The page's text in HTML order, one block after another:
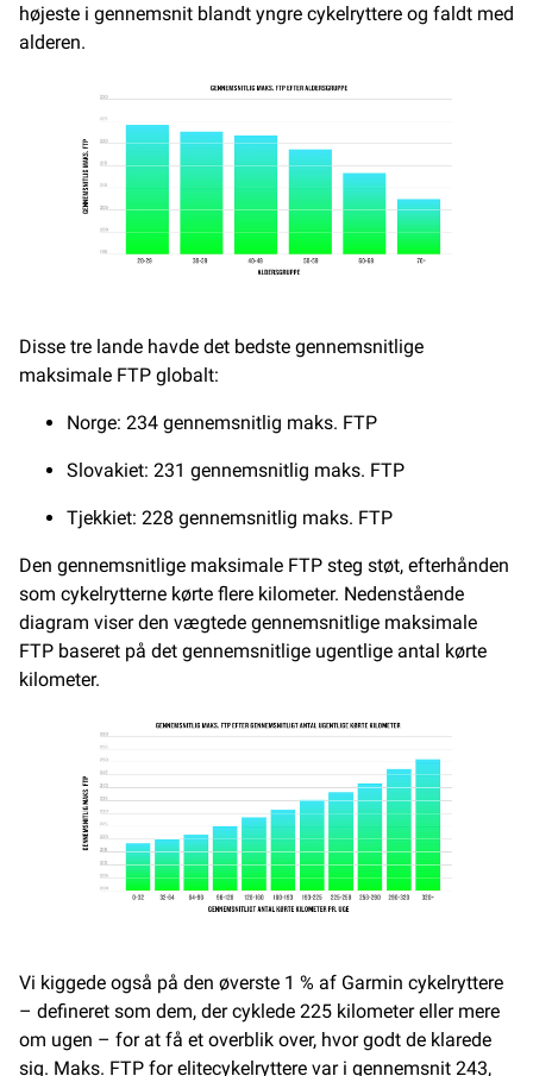
højeste i gennemsnit blandt yngre cykelryttere og faldt med
alderen.
Disse tre lande havde det bedste gennemsnitlige
maksimale FTP globalt:
Norge: 234 gennemsnitlig maks. FTP
Slovakiet: 231 gennemsnitlig maks. FTP
Tjekkiet: 228 gennemsnitlig maks. FTP
Den gennemsnitlige maksimale FTP steg støt, efterhånden
som cykelrytterne kørte flere kilometer. Nedenstående
diagram viser den vægtede gennemsnitlige maksimale
FTP baseret på det gennemsnitlige ugentlige antal kørte
kilometer.
Vi kiggede også på den øverste 1 % af Garmin cykelryttere
– defineret som dem, der cyklede 225 kilometer eller mere
om ugen – for at få et overblik over, hvor godt de klarede
sig. Maks. FTP for elitecykelryttere var i gennemsnit 243,